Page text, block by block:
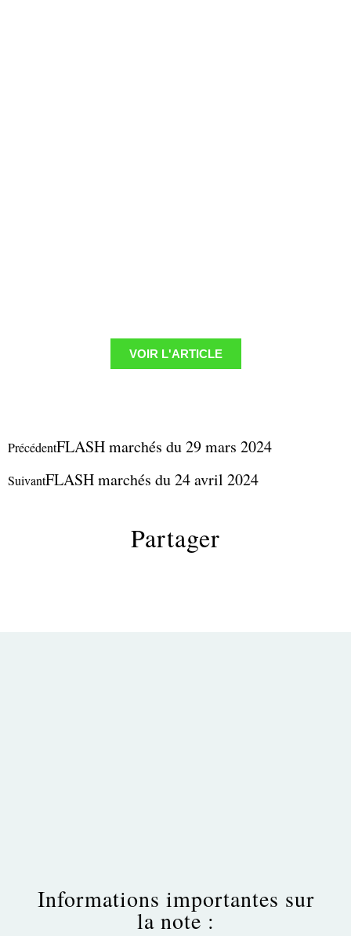
VOIR L'ARTICLE
PrécédentFLASH marchés du 29 mars 2024
SuivantFLASH marchés du 24 avril 2024
Partager
Informations importantes sur
la note :